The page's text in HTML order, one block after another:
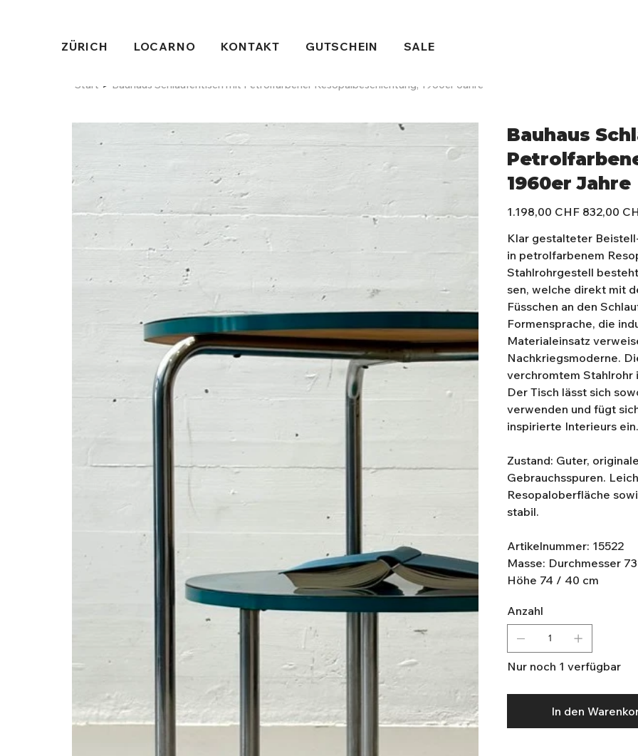
ZÜRICH LOCARNO KONTAKT GUTSCHEIN SALE
Start > Bauhaus Schlaufentisch mit Petrolfarbener Resopalbeschichtung, 1960er Jahre
Bauhaus
1960er Jahre
Ursprünglicher
Preis
1.198,00 CHF Angebotspreis
832,00
Klar gestalteter
in petrolfarbenem
Stahlrohrgestell
sen, welche direkt mit
Füsschen an den
Formensprache, die
Materialeinsatz
Nachkriegsmoderne.
verchromtem Stahlrohr
Der Tisch lässt sich
verwenden und fügt
inspirierte Interieurs ein.
Zustand: Guter,
Gebrauchsspuren.
Resopaloberfläche
stabil.
Artikelnummer: 15522
Masse: Durchmesser
Höhe 74 / 40 cm
Anzahl
Nur noch 1 verfügbar
In den